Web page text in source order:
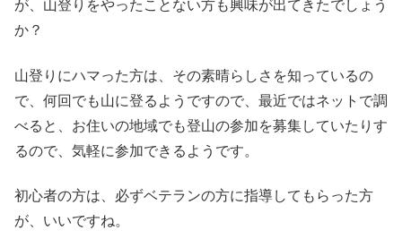
が、山登りをやったことない方も興味が出てきたでしょう
か？
山登りにハマった方は、その素晴らしさを知っているの
で、何回でも山に登るようですので、最近ではネットで調
べると、お住いの地域でも登山の参加を募集していたりす
るので、気軽に参加できるようです。
初心者の方は、必ずベテランの方に指導してもらった方
が、いいですね。